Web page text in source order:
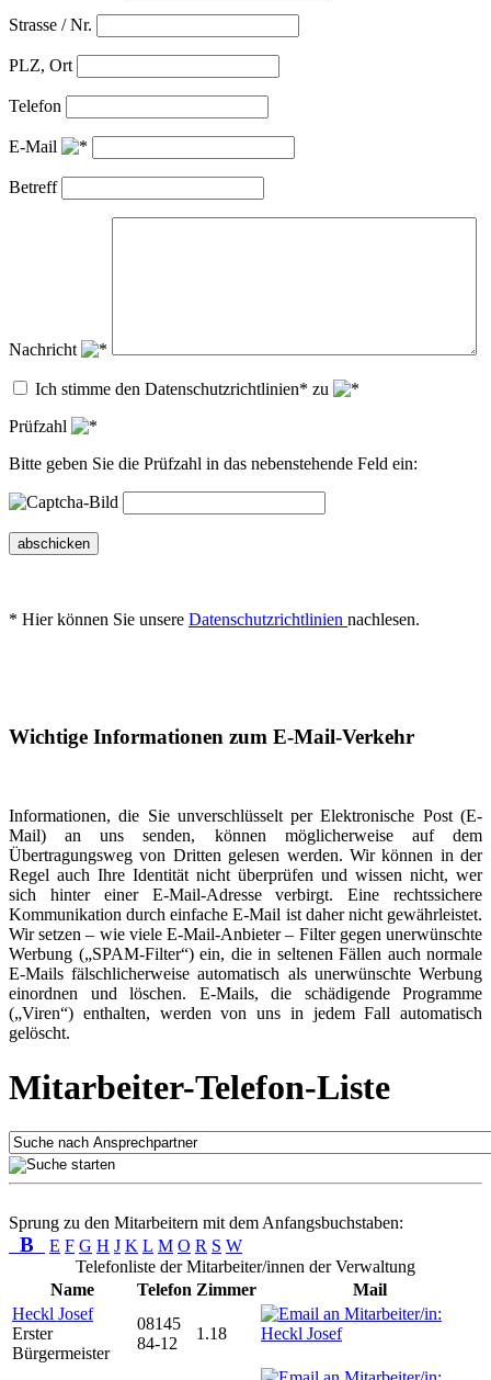
Strasse / Nr.
PLZ, Ort
Telefon
E-Mail
Betreff
Nachricht
Ich stimme den Datenschutzrichtlinien* zu
Prüfzahl
Bitte geben Sie die Prüfzahl in das nebenstehende Feld ein:
abschicken
* Hier können Sie unsere Datenschutzrichtlinien nachlesen.
Wichtige Informationen zum E-Mail-Verkehr
Informationen, die Sie unverschlüsselt per Elektronische Post (E-
Mail) an uns senden, können möglicherweise auf dem
Übertragungsweg von Dritten gelesen werden. Wir können in der
Regel auch Ihre Identität nicht überprüfen und wissen nicht, wer
sich hinter einer E-Mail-Adresse verbirgt. Eine rechtssichere
Kommunikation durch einfache E-Mail ist daher nicht gewährleistet.
Wir setzen – wie viele E-Mail-Anbieter – Filter gegen unerwünschte
Werbung („SPAM-Filter“) ein, die in seltenen Fällen auch normale
E-Mails fälschlicherweise automatisch als unerwünschte Werbung
einordnen und löschen. E-Mails, die schädigende Programme
(„Viren“) enthalten, werden von uns in jedem Fall automatisch
gelöscht.
Mitarbeiter-Telefon-Liste
Sprung zu den Mitarbeitern mit dem Anfangsbuchstaben:
B E F G H J K L M O R S W
Telefonliste der Mitarbeiter/innen der Verwaltung
Name
Telefon Zimmer
Mail
Heckl Josef
Erster
Bürgermeister
08145
84-12
1.18